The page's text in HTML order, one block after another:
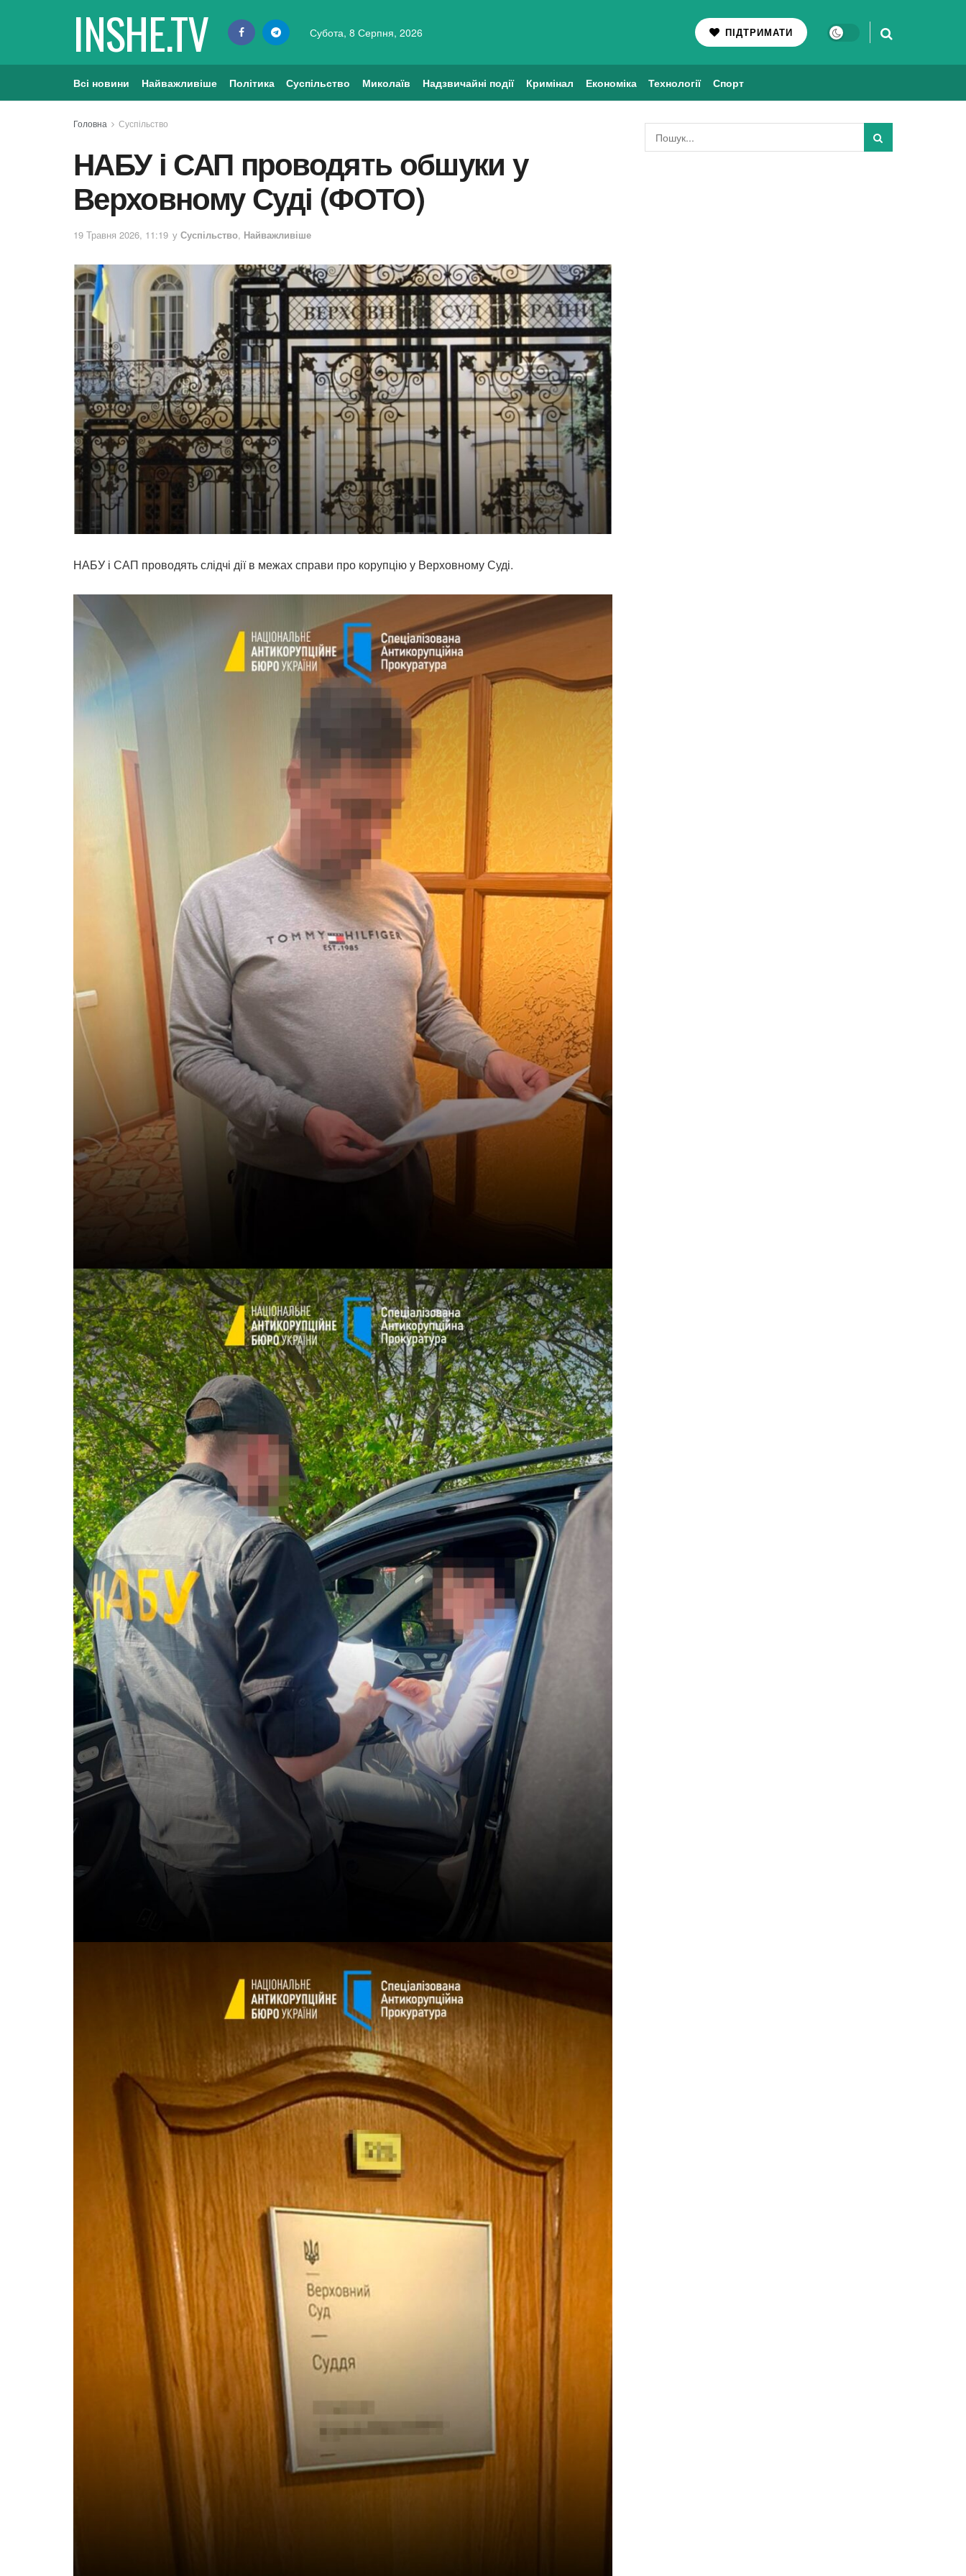
INSHE.TV Субота, 8 Серпня, 2026 ПІДТРИМАТИ
Всі новини Найважливіше Політика Суспільство Миколаїв Надзвичайні події Кримінал Економіка Технології Спорт
Головна Суспільство
НАБУ і САП проводять обшуки у
Верховному Суді (ФОТО)
19 Травня 2026, 11:19 у Суспільство, Найважливіше
НАБУ і САП проводять слідчі дії в межах справи про корупцію у Верховному Суді.